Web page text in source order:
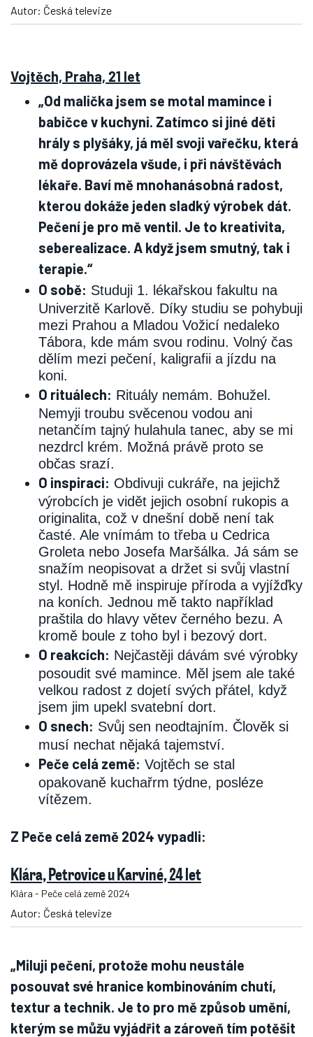
Autor: Česká televize
Vojtěch, Praha, 21 let
„Od malička jsem se motal mamince i
babičce v kuchyni. Zatímco si jiné děti
hrály s plyšáky, já měl svoji vařečku, která
mě doprovázela všude, i při návštěvách
lékaře. Baví mě mnohanásobná radost,
kterou dokáže jeden sladký výrobek dát.
Pečení je pro mě ventil. Je to kreativita,
seberealizace. A když jsem smutný, tak i
terapie.“
O sobě: Studuji 1. lékařskou fakultu na
Univerzitě Karlově. Díky studiu se pohybuji
mezi Prahou a Mladou Vožicí nedaleko
Tábora, kde mám svou rodinu. Volný čas
dělím mezi pečení, kaligrafii a jízdu na
koni.
O rituálech: Rituály nemám. Bohužel.
Nemyji troubu svěcenou vodou ani
netančím tajný hulahula tanec, aby se mi
nezdrcl krém. Možná právě proto se
občas srazí.
O inspiraci: Obdivuji cukráře, na jejichž
výrobcích je vidět jejich osobní rukopis a
originalita, což v dnešní době není tak
časté. Ale vnímám to třeba u Cedrica
Groleta nebo Josefa Maršálka. Já sám se
snažím neopisovat a držet si svůj vlastní
styl. Hodně mě inspiruje příroda a vyjížďky
na koních. Jednou mě takto například
praštila do hlavy větev černého bezu. A
kromě boule z toho byl i bezový dort.
O reakcích: Nejčastěji dávám své výrobky
posoudit své mamince. Měl jsem ale také
velkou radost z dojetí svých přátel, když
jsem jim upekl svatební dort.
O snech: Svůj sen neodtajním. Člověk si
musí nechat nějaká tajemství.
Peče celá země: Vojtěch se stal
opakovaně kuchařrm týdne, posléze
vítězem.
Z Peče celá země 2024 vypadli:
Klára, Petrovice u Karviné, 24 let
Klára - Peče celá země 2024
Autor: Česká televize
„Miluji pečení, protože mohu neustále
posouvat své hranice kombinováním chutí,
textur a technik. Je to pro mě způsob umění,
kterým se můžu vyjádřit a zároveň tím potěšit